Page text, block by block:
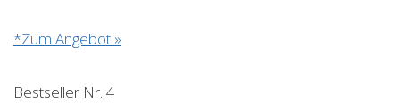
*Zum Angebot »
Bestseller Nr. 4